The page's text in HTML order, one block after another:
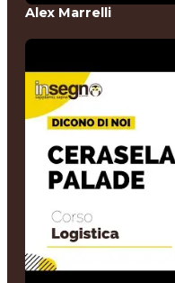
Alex Marrelli